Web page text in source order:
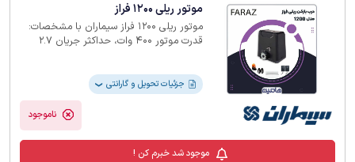
موتور ریلی 1200 فراز
موتور ریلی 1200 فراز سیماران با مشخصات:
قدرت موتور 400 وات، حداکثر جریان 2.7
به جایی تا 1200 کیلوگرم را دارد.‏
جزئیات تحویل و گارانتی ❯
ناموجود
موجود شد خبرم کن !